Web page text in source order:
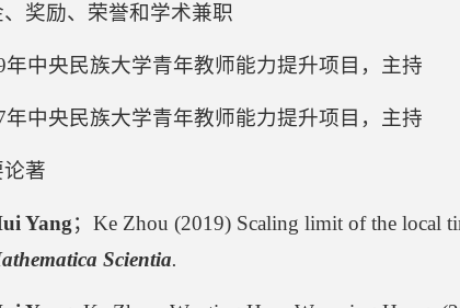
奖励、荣誉和学术兼职
年中央民族大学青年教师能力提升项目，主持
年中央民族大学青年教师能力提升项目，主持
著
Yang；Ke Zhou (2019) Scaling limit of the local
Scientia.